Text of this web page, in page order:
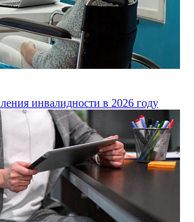
инвалидности в 2026 году